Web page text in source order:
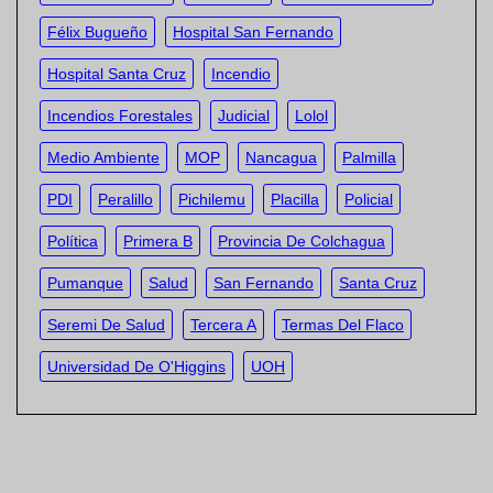
Félix Bugueño Hospital San Fernando
Hospital Santa Cruz Incendio
Incendios Forestales Judicial Lolol
Medio Ambiente MOP Nancagua Palmilla
PDI Peralillo Pichilemu Placilla Policial
Política Primera B Provincia De Colchagua
Pumanque Salud San Fernando Santa Cruz
Seremi De Salud Tercera A Termas Del Flaco
Universidad De O'Higgins UOH